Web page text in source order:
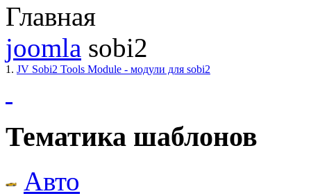
Главная
joomla sobi2
1. JV Sobi2 Tools Module - модули для sobi2
Тематика шаблонов
Авто